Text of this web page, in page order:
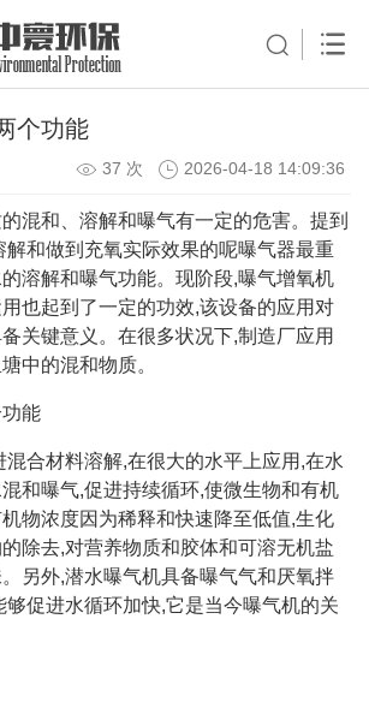
个功能
37 次 2026-04-18 14:09:36
混和、溶解和曝气有一定的危害。提到
解和做到充氧实际效果的呢曝气器最重
溶解和曝气功能。现阶段,曝气增氧机
也起到了一定的功效,该设备的应用对
关键意义。在很多状况下,制造厂应用
中的混和物质。
能
混合材料溶解,在很大的水平上应用,在水
和曝气,促进持续循环,使微生物和有机
物浓度因为稀释和快速降至低值,生化
除去,对营养物质和胶体和可溶无机盐
另外,潜水曝气机具备曝气气和厌氧拌
够促进水循环加快,它是当今曝气机的关